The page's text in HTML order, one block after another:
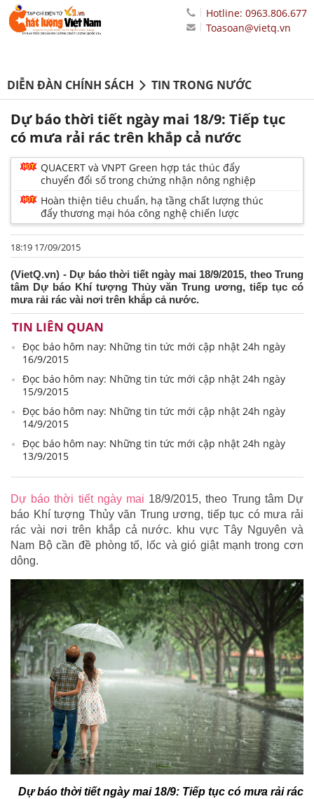
Hotline: 0963.806.677
Toasoan@vietq.vn
DIỄN ĐÀN CHÍNH SÁCH TIN TRONG NƯỚC
Dự báo thời tiết ngày mai 18/9: Tiếp tục
có mưa rải rác trên khắp cả nước
QUACERT và VNPT Green hợp tác thúc đẩy
chuyển đổi số trong chứng nhận nông nghiệp
Hoàn thiện tiêu chuẩn, hạ tầng chất lượng thúc
đẩy thương mại hóa công nghệ chiến lược
18:19 17/09/2015
(VietQ.vn) - Dự báo thời tiết ngày mai 18/9/2015, theo Trung
tâm Dự báo Khí tượng Thủy văn Trung ương, tiếp tục có
mưa rải rác vài nơi trên khắp cả nước.
TIN LIÊN QUAN
Đọc báo hôm nay: Những tin tức mới cập nhật 24h ngày
16/9/2015
Đọc báo hôm nay: Những tin tức mới cập nhật 24h ngày
15/9/2015
Đọc báo hôm nay: Những tin tức mới cập nhật 24h ngày
14/9/2015
Đọc báo hôm nay: Những tin tức mới cập nhật 24h ngày
13/9/2015
Dự báo thời tiết ngày mai 18/9/2015, theo Trung tâm Dự
báo Khí tượng Thủy văn Trung ương, tiếp tục có mưa rải
rác vài nơi trên khắp cả nước. khu vực Tây Nguyên và
Nam Bộ cần đề phòng tố, lốc và gió giật mạnh trong cơn
dông.
Dự báo thời tiết ngày mai 18/9: Tiếp tục có mưa rải rác